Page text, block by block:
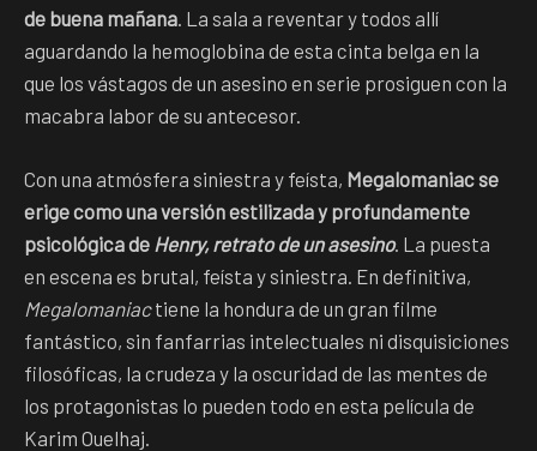
de buena mañana. La sala a reventar y todos allí
aguardando la hemoglobina de esta cinta belga en la
que los vástagos de un asesino en serie prosiguen con la
macabra labor de su antecesor.
Con una atmósfera siniestra y feísta, Megalomaniac se
erige como una versión estilizada y profundamente
psicológica de Henry, retrato de un asesino. La puesta
en escena es brutal, feísta y siniestra. En definitiva,
Megalomaniactiene la hondura de un gran filme
fantástico, sin fanfarrias intelectuales ni disquisiciones
filosóficas, la crudeza y la oscuridad de las mentes de
los protagonistas lo pueden todo en esta película de
Karim Ouelhaj.